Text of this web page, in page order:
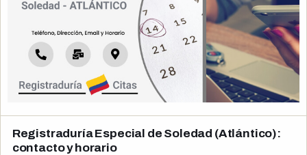
Registraduría Especial de Soledad (Atlántico):
contacto y horario